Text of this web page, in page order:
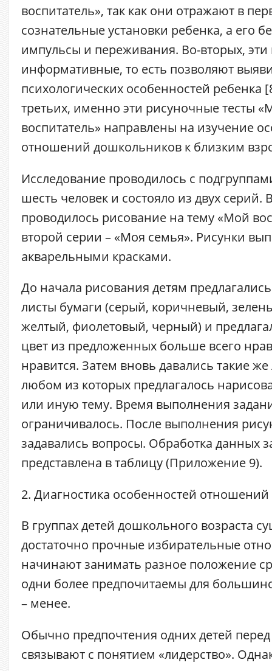
воспитатель», так как они отражают в
сознательные установки ребенка, а его
импульсы и переживания. Во-вторых,
информативные, то есть позволяют
психологических особенностей ребенка
третьих, именно эти рисуночные тесты
воспитатель» направлены на изучение
отношений дошкольников к близким
Исследование проводилось с
шесть человек и состояло из двух серий.
проводилось рисование на тему «Мой
второй серии – «Моя семья». Рисунки
акварельными красками.
До начала рисования детям
листы бумаги (серый, коричневый,
желтый, фиолетовый, черный) и
цвет из предложенных больше всего
нравится. Затем вновь давались такие
любом из которых предлагалось
или иную тему. Время выполнения
ограничивалось. После выполнения
задавались вопросы. Обработка данных
представлена в таблицу (Приложение 9).
2. Диагностика особенностей
В группах детей дошкольного возраста
достаточно прочные избирательные
начинают занимать разное положение
одни более предпочитаемы для
– менее.
Обычно предпочтения одних детей
связывают с понятием «лидерство».